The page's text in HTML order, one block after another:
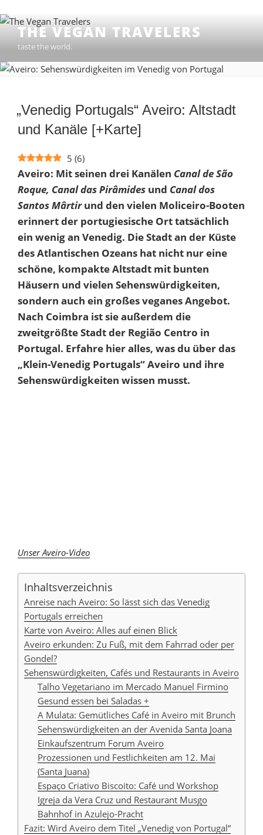
Zum
Inhalt
springen
THE VEGAN TRAVELERS
taste the world.
„Venedig Portugals“ Aveiro: Altstadt
und Kanäle [+Karte]
5 (6)
Aveiro: Mit seinen drei Kanälen Canal de São
Roque, Canal das Pirâmides und Canal dos
Santos Mârtirund den vielen Moliceiro-Booten
erinnert der portugiesische Ort tatsächlich
ein wenig an Venedig. Die Stadt an der Küste
des Atlantischen Ozeans hat nicht nur eine
schöne, kompakte Altstadt mit bunten
Häusern und vielen Sehenswürdigkeiten,
sondern auch ein großes veganes Angebot.
Nach Coimbra ist sie außerdem die
zweitgrößte Stadt der Região Centro in
Portugal. Erfahre hier alles, was du über das
„Klein-Venedig Portugals“ Aveiro und ihre
Sehenswürdigkeiten wissen musst.
Unser Aveiro-Video
Inhaltsverzeichnis
Anreise nach Aveiro: So lässt sich das Venedig
Portugals erreichen
Karte von Aveiro: Alles auf einen Blick
Aveiro erkunden: Zu Fuß, mit dem Fahrrad oder per
Gondel?
Sehenswürdigkeiten, Cafés und Restaurants in Aveiro
Talho Vegetariano im Mercado Manuel Firmino
Gesund essen bei Saladas +
A Mulata: Gemütliches Café in Aveiro mit Brunch
Sehenswürdigkeiten an der Avenida Santa Joana
Einkaufszentrum Forum Aveiro
Prozessionen und Festlichkeiten am 12. Mai
(Santa Juana)
Espaço Criativo Biscoito: Café und Workshop
Igreja da Vera Cruz und Restaurant Musgo
Bahnhof in Azulejo-Pracht
Fazit: Wird Aveiro dem Titel „Venedig von Portugal“